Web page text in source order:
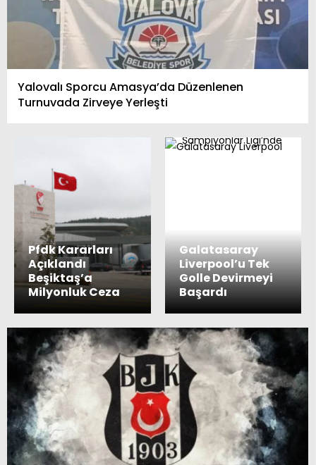
Yalovalı Sporcu Amasya’da Düzenlenen
Turnuvada Zirveye Yerleşti
Pfdk Kararları
Açıklandı
Beşiktaş’a
Milyonluk Ceza
Galatasaray
Liverpool’u Tek
Golle Devirmeyi
Başardı